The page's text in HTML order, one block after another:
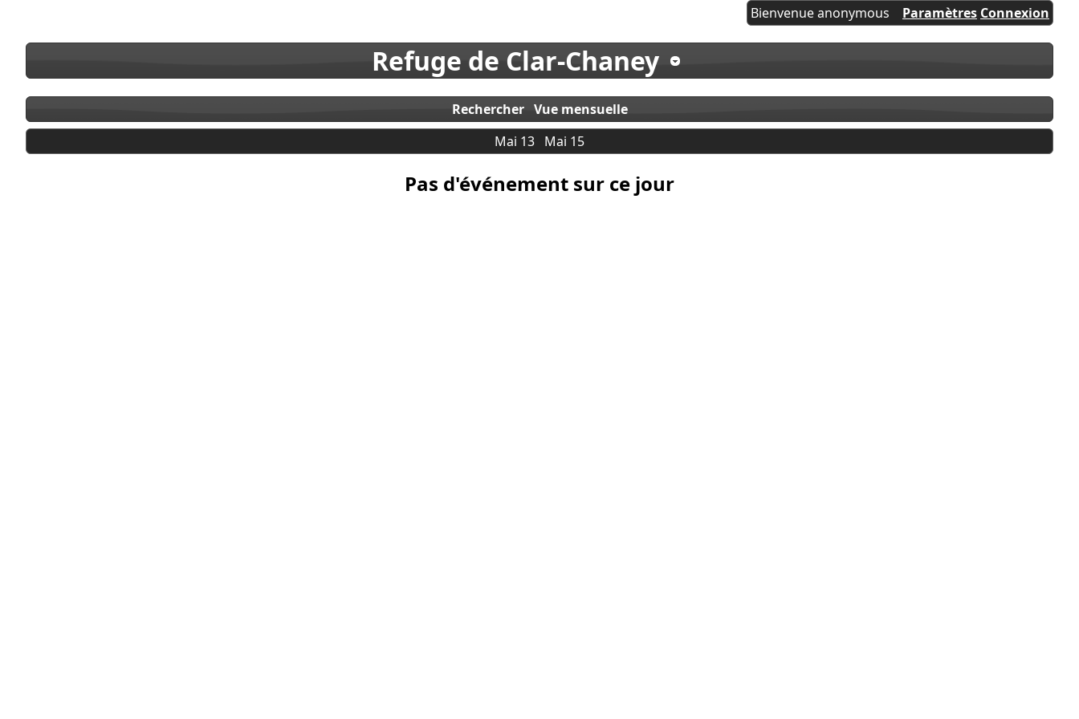
Bienvenue anonymous Paramètres Connexion
Refuge de Clar-Chaney
Rechercher Vue mensuelle
Mai 13 Mai 15
Pas d'événement sur ce jour